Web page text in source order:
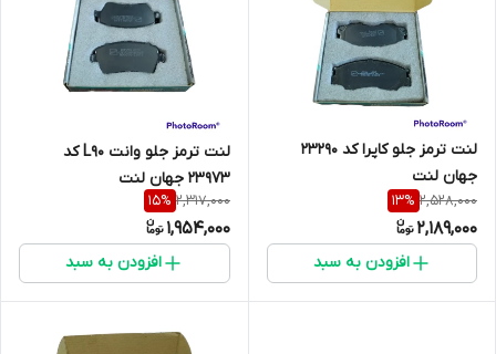
لنت ترمز جلو کاپرا کد 23290
جهان لنت
2,528,000
13%
2,189,000
افزودن به سبد
لنت ترمز جلو وانت L90 کد
23973 جهان لنت
2,317,000
15%
1,954,000
افزودن به سبد